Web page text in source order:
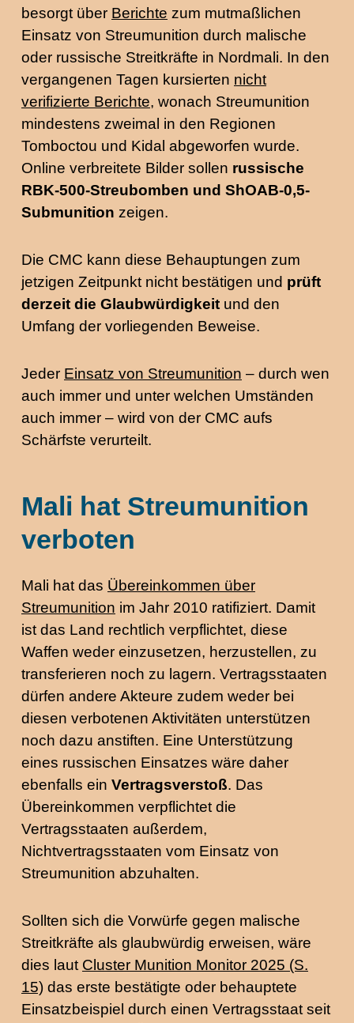
besorgt über Berichte zum mutmaßlichen
Einsatz von Streumunition durch malische
oder russische Streitkräfte in Nordmali. In den
vergangenen Tagen kursierten nicht
verifizierte Berichte, wonach Streumunition
mindestens zweimal in den Regionen
Tomboctou und Kidal abgeworfen wurde.
Online verbreitete Bilder sollen russische
RBK-500-Streubomben und ShOAB-0,5-
Submunition zeigen.
Die CMC kann diese Behauptungen zum
jetzigen Zeitpunkt nicht bestätigen und prüft
derzeit die Glaubwürdigkeit und den
Umfang der vorliegenden Beweise.
Jeder Einsatz von Streumunition – durch wen
auch immer und unter welchen Umständen
auch immer – wird von der CMC aufs
Schärfste verurteilt.
Mali hat Streumunition
verboten
Mali hat das Übereinkommen über
Streumunition im Jahr 2010 ratifiziert. Damit
ist das Land rechtlich verpflichtet, diese
Waffen weder einzusetzen, herzustellen, zu
transferieren noch zu lagern. Vertragsstaaten
dürfen andere Akteure zudem weder bei
diesen verbotenen Aktivitäten unterstützen
noch dazu anstiften. Eine Unterstützung
eines russischen Einsatzes wäre daher
ebenfalls ein Vertragsverstoß. Das
Übereinkommen verpflichtet die
Vertragsstaaten außerdem,
Nichtvertragsstaaten vom Einsatz von
Streumunition abzuhalten.
Sollten sich die Vorwürfe gegen malische
Streitkräfte als glaubwürdig erweisen, wäre
dies laut Cluster Munition Monitor 2025 (S.
15) das erste bestätigte oder behauptete
Einsatzbeispiel durch einen Vertragsstaat seit